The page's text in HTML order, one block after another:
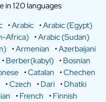
in 120 languages
•Arabic •Arabic (Egypt)
Africa) •Arabic (Sudan)
•Armenian •Azerbaijani
•Berber(kabyl) •Bosnian
•Catalan •Chechen
•Czech •Dari •Dhatki
•French •Finnish